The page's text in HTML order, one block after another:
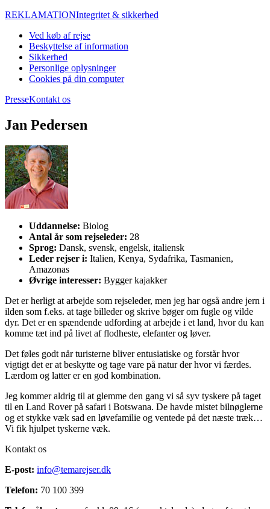
REKLAMATIONIntegritet & sikkerhed
Ved køb af rejse
Beskyttelse af information
Sikkerhed
Personlige oplysninger
Cookies på din computer
PresseKontakt os
Jan Pedersen
Uddannelse: Biolog
Antal år som rejseleder: 28
Sprog: Dansk, svensk, engelsk, italiensk
Leder rejser i: Italien, Kenya, Sydafrika, Tasmanien,
Amazonas
Øvrige interesser: Bygger kajakker
Det er herligt at arbejde som rejseleder, men jeg har også andre jern i
ilden som f.eks. at tage billeder og skrive bøger om fugle og vilde
dyr. Det er en spændende udfording at arbejde i et land, hvor du kan
komme tæt ind på livet af flodheste, elefanter og løver.
Det føles godt når turisterne bliver entusiatiske og forstår hvor
vigtigt det er at beskytte og tage vare på natur der hvor vi færdes.
Lærdom og latter er en god kombination.
Jeg kommer aldrig til at glemme den gang vi så syv tyskere på taget
til en Land Rover på safari i Botswana. De havde mistet bilnøglerne
og et stykke væk sad en løvefamilie og ventede på det næste træk…
Vi fik hjulpet tyskerne væk.
Kontakt os
E-post: info@temarejser.dk
Telefon: 70 100 399